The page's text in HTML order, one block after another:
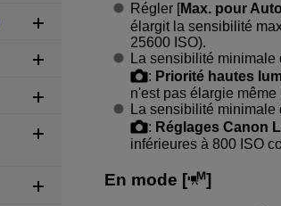
Régler [Max. pour Auto
élargit la sensibilité
25600 ISO).
La sensibilité
: Priorité hautes
n'est pas élargie
La sensibilité
: Réglages Canon
inférieures à 800 ISO
En mode [ ]